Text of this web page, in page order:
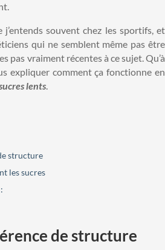
j’entends souvent chez les sportifs, et
qui ne semblent même pas être
pas vraiment récentes à ce sujet. Qu’à
expliquer comment ça fonctionne en
lents.
structure
les sucres
de structure